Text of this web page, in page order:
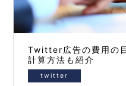
Twitter広告の費用の
計算方法も紹介
twitter